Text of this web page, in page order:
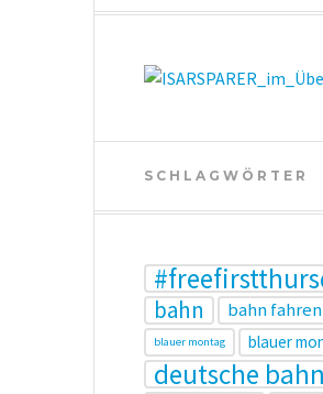
SCHLAGWÖRTER
bahn bahn fahren
blauer montag blauer
deutsche